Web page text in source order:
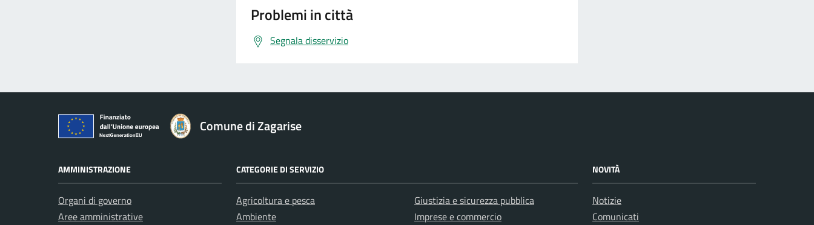
Problemi in città
Segnala disservizio
Comune di Zagarise
AMMINISTRAZIONE
Organi di governo
Aree amministrative
CATEGORIE DI SERVIZIO
Agricoltura e pesca
Ambiente
Giustizia e sicurezza pubblica
Imprese e commercio
NOVITÀ
Notizie
Comunicati